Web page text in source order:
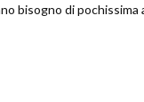
bisogno di pochissima